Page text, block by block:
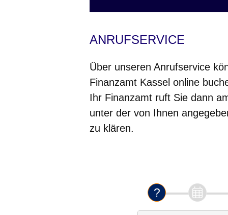
ANRUFSERVICE
Über unseren Anrufservice
Finanzamt Kassel online
Ihr Finanzamt ruft Sie dann
unter der von Ihnen
zu klären.